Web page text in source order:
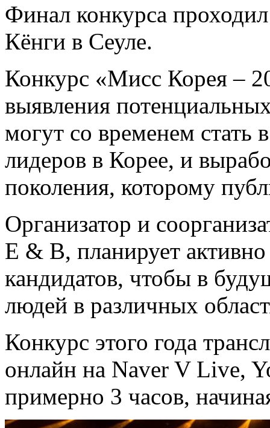
Финал конкурса
Кёнги в Сеуле.
Конкурс «Мисс Корея –
выявления
могут со временем стать
лидеров в Корее, и
поколения, которому
Организатор и
E & B, планирует
кандидатов, чтобы в
людей в различных
Конкурс этого года
онлайн на Naver V Live,
примерно 3 часов,